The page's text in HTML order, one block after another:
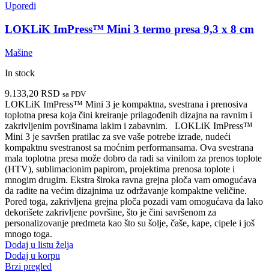
Uporedi
LOKLiK ImPress™ Mini 3 termo presa 9,3 x 8 cm
Mašine
In stock
9.133,20 RSD sa PDV
LOKLiK ImPress™ Mini 3 je kompaktna, svestrana i prenosiva
toplotna presa koja čini kreiranje prilagođenih dizajna na ravnim i
zakrivljenim površinama lakim i zabavnim.
LOKLiK ImPress™
Mini 3 je savršen pratilac za sve vaše potrebe izrade, nudeći
kompaktnu svestranost sa moćnim performansama. Ova svestrana
mala toplotna presa može dobro da radi sa vinilom za prenos toplote
(HTV), sublimacionim papirom, projektima prenosa toplote i
mnogim drugim. Ekstra široka ravna grejna ploča vam omogućava
da radite na većim dizajnima uz održavanje kompaktne veličine.
Pored toga, zakrivljena grejna ploča pozadi vam omogućava da lako
dekorišete zakrivljene površine, što je čini savršenom za
personalizovanje predmeta kao što su šolje, čaše, kape, cipele i još
mnogo toga.
Dodaj u listu želja
Dodaj u korpu
Brzi pregled